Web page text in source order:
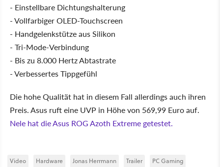
- Einstellbare Dichtungshalterung
- Vollfarbiger OLED-Touchscreen
- Handgelenkstütze aus Silikon
- Tri-Mode-Verbindung
- Bis zu 8.000 Hertz Abtastrate
- Verbessertes Tippgefühl
Die hohe Qualität hat in diesem Fall allerdings auch ihren
Preis. Asus ruft eine UVP in Höhe von 569,99 Euro auf.
Nele hat die Asus ROG Azoth Extreme getestet.
Video Hardware Jonas Herrmann Trailer
PC Gaming